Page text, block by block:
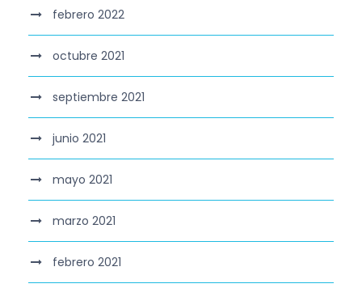
febrero 2022
octubre 2021
septiembre 2021
junio 2021
mayo 2021
marzo 2021
febrero 2021